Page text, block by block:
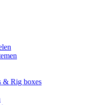
& Rig boxes